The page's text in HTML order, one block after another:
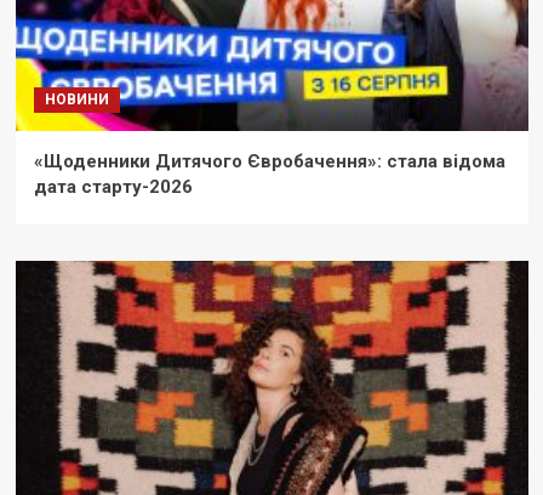
НОВИНИ
«Щоденники Дитячого Євробачення»: стала відома
дата старту-2026